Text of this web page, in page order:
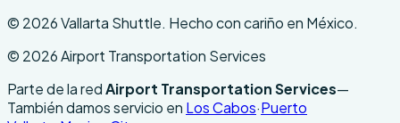
© 2026Vallarta Shuttle. Hecho con cariño en México.
© 2026Airport Transportation Services
Parte de la redAirport Transportation Services—
También damos servicio en Los Cabos·Puerto